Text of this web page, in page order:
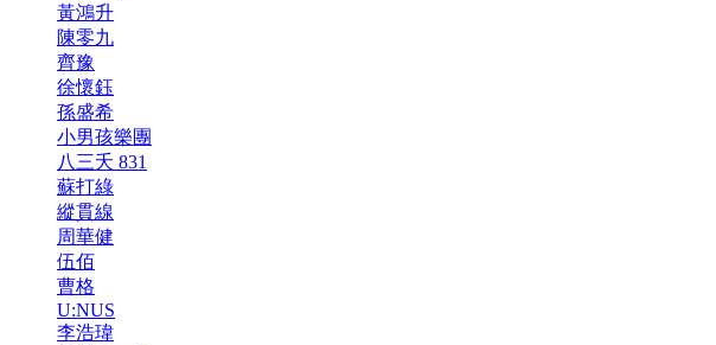
黃鴻升
陳零九
齊豫
徐懷鈺
孫盛希
小男孩樂團
八三夭 831
蘇打綠
縱貫線
周華健
伍佰
曹格
U:NUS
李浩瑋